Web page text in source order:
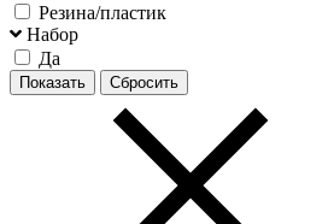
Резина/пластик
Набор
Да